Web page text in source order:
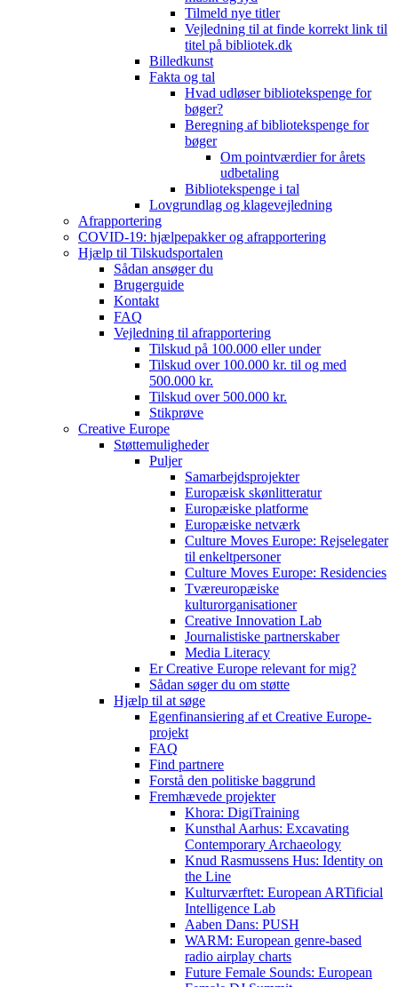
Tilmeld nye titler
Vejledning til at finde korrekt link til
titel på bibliotek.dk
Billedkunst
Fakta og tal
Hvad udløser bibliotekspenge for
bøger?
Beregning af bibliotekspenge for
bøger
Om pointværdier for årets
udbetaling
Bibliotekspenge i tal
Lovgrundlag og klagevejledning
Afrapportering
COVID-19: hjælpepakker og afrapportering
Hjælp til Tilskudsportalen
Sådan ansøger du
Brugerguide
Kontakt
FAQ
Vejledning til afrapportering
Tilskud på 100.000 eller under
Tilskud over 100.000 kr. til og med
500.000 kr.
Tilskud over 500.000 kr.
Stikprøve
Creative Europe
Støttemuligheder
Puljer
Samarbejdsprojekter
Europæisk skønlitteratur
Europæiske platforme
Europæiske netværk
Culture Moves Europe: Rejselegater
til enkeltpersoner
Culture Moves Europe: Residencies
Tværeuropæiske
kulturorganisationer
Creative Innovation Lab
Journalistiske partnerskaber
Media Literacy
Er Creative Europe relevant for mig?
Sådan søger du om støtte
Hjælp til at søge
Egenfinansiering af et Creative Europe-
projekt
FAQ
Find partnere
Forstå den politiske baggrund
Fremhævede projekter
Khora: DigiTraining
Kunsthal Aarhus: Excavating
Contemporary Archaeology
Knud Rasmussens Hus: Identity on
the Line
Kulturværftet: European ARTificial
Intelligence Lab
Aaben Dans: PUSH
WARM: European genre-based
radio airplay charts
Future Female Sounds: European